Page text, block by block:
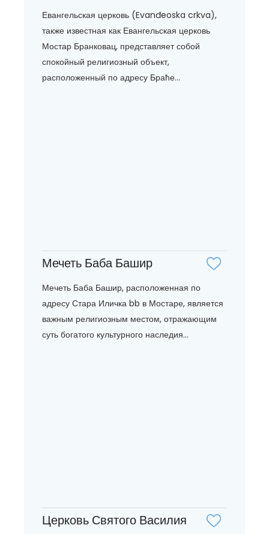
Евангельская церковь (Evanđeoska crkva),
также известная как Евангельская церковь
Мостар Бранковац, представляет собой
спокойный религиозный объект,
расположенный по адресу Браће...
Мечеть Баба Башир
Мечеть Баба Башир, расположенная по
адресу Стара Иличка bb в Мостаре, является
важным религиозным местом, отражающим
суть богатого культурного наследия...
Церковь Святого Василия